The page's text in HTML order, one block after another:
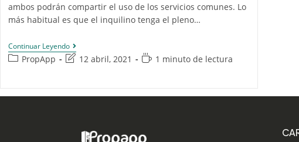
ambos podrán compartir el uso de los servicios comunes. Lo
más habitual es que el inquilino tenga el pleno…
Continuar Leyendo
PropApp 12 abril, 2021 1 minuto de lectura